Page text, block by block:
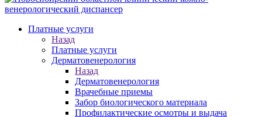
Платные услуги
Назад
Платные услуги
Дерматовенерология
Назад
Дерматовенерология
Врачебные приемы
Забор биологического материала
Профилактические осмотры и выдача